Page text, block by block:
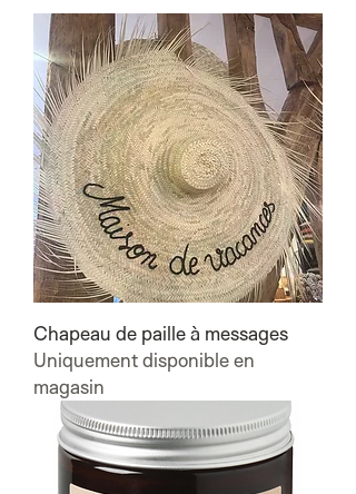
Chapeau de paille à messages
Uniquement disponible en
magasin